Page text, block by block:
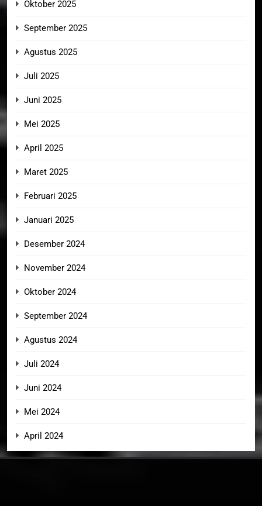
Oktober 2025
September 2025
Agustus 2025
Juli 2025
Juni 2025
Mei 2025
April 2025
Maret 2025
Februari 2025
Januari 2025
Desember 2024
November 2024
Oktober 2024
September 2024
Agustus 2024
Juli 2024
Juni 2024
Mei 2024
April 2024